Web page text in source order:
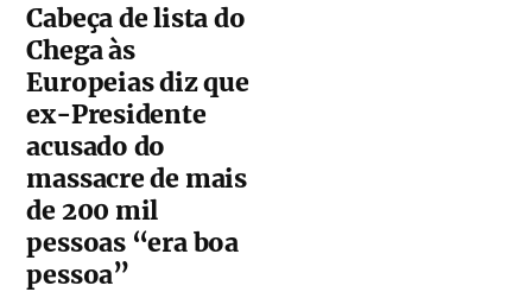
Cabeça de lista do
Chega às
Europeias diz que
ex-Presidente
acusado do
massacre de mais
de 200 mil
pessoas “era boa
pessoa”